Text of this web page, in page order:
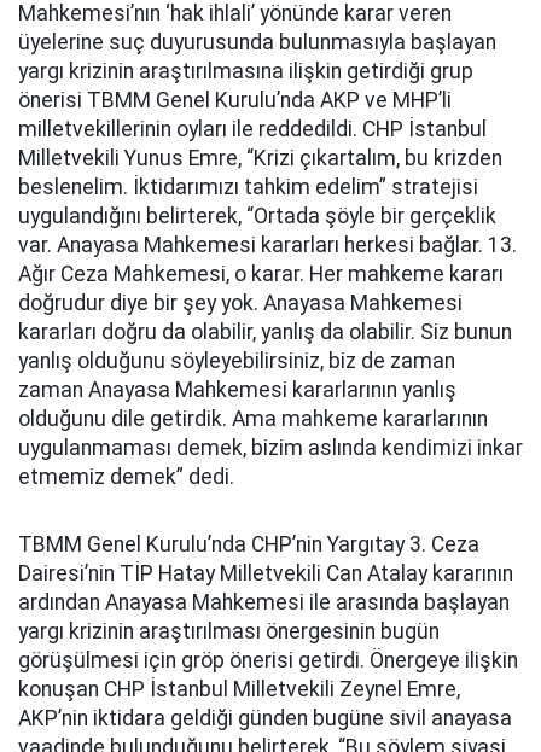
Mahkemesi’nın ‘hak ihlali’ yönünde karar veren
üyelerine suç duyurusunda bulunmasıyla başlayan
yargı krizinin araştırılmasına ilişkin getirdiği grup
önerisi TBMM Genel Kurulu’nda AKP ve MHP’li
milletvekillerinin oyları ile reddedildi. CHP İstanbul
Milletvekili Yunus Emre, “Krizi çıkartalım, bu krizden
beslenelim. İktidarımızı tahkim edelim” stratejisi
uygulandığını belirterek, “Ortada şöyle bir gerçeklik
var. Anayasa Mahkemesi kararları herkesi bağlar. 13.
Ağır Ceza Mahkemesi, o karar. Her mahkeme kararı
doğrudur diye bir şey yok. Anayasa Mahkemesi
kararları doğru da olabilir, yanlış da olabilir. Siz bunun
yanlış olduğunu söyleyebilirsiniz, biz de zaman
zaman Anayasa Mahkemesi kararlarının yanlış
olduğunu dile getirdik. Ama mahkeme kararlarının
uygulanmaması demek, bizim aslında kendimizi inkar
etmemiz demek” dedi.
TBMM Genel Kurulu’nda CHP’nin Yargıtay 3. Ceza
Dairesi’nin TİP Hatay Milletvekili Can Atalay kararının
ardından Anayasa Mahkemesi ile arasında başlayan
yargı krizinin araştırılması önergesinin bugün
görüşülmesi için gröp önerisi getirdi. Önergeye ilişkin
konuşan CHP İstanbul Milletvekili Zeynel Emre,
AKP’nin iktidara geldiği günden bugüne sivil anayasa
vaadinde bulunduğunu belirterek, “Bu söylem siyasi